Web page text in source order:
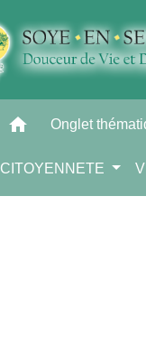
home Onglet
CITOYENNETE